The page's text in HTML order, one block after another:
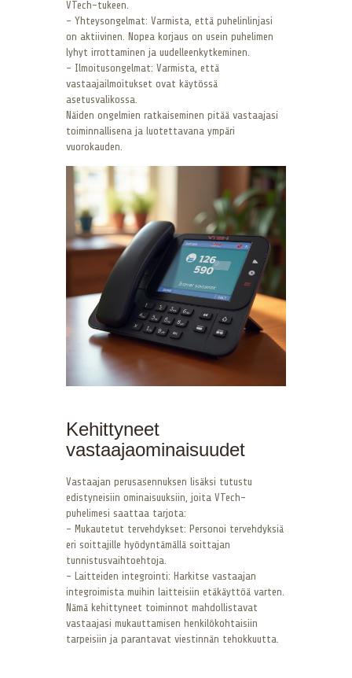
VTech-tukeen.
– Yhteysongelmat: Varmista, että puhelinlinjasi
on aktiivinen. Nopea korjaus on usein puhelimen
lyhyt irrottaminen ja uudelleenkytkeminen.
– Ilmoitusongelmat: Varmista, että
vastaajailmoitukset ovat käytössä
asetusvalikossa.
Näiden ongelmien ratkaiseminen pitää vastaajasi
toiminnallisena ja luotettavana ympäri
vuorokauden.
Kehittyneet
vastaajaominaisuudet
Vastaajan perusasennuksen lisäksi tutustu
edistyneisiin ominaisuuksiin, joita VTech-
puhelimesi saattaa tarjota:
– Mukautetut tervehdykset: Personoi tervehdyksiä
eri soittajille hyödyntämällä soittajan
tunnistusvaihtoehtoja.
– Laitteiden integrointi: Harkitse vastaajan
integroimista muihin laitteisiin etäkäyttöä varten.
Nämä kehittyneet toiminnot mahdollistavat
vastaajasi mukauttamisen henkilökohtaisiin
tarpeisiin ja parantavat viestinnän tehokkuutta.